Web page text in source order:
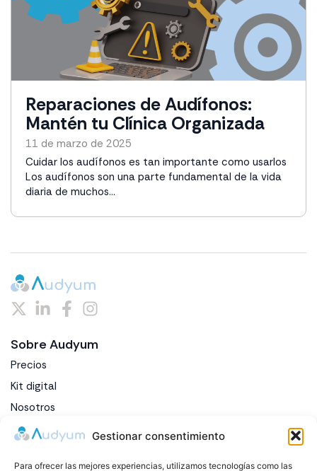
Gestionar consentimiento
Para ofrecer las mejores experiencias, utilizamos tecnologías como las
Reparaciones de Audífonos:
Mantén tu Clínica Organizada
11 de marzo de 2025
Cuidar los audífonos es tan importante como usarlos
Los audífonos son una parte fundamental de la vida
diaria de muchos...
Sobre Audyum
Precios
Kit digital
Nosotros
Blog